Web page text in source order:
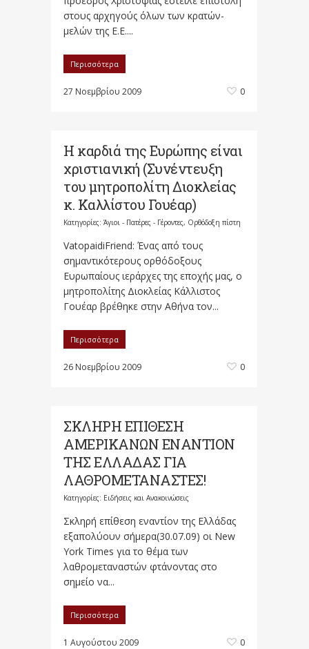
στους αρχηγούς όλων των κρατών-
μελών της Ε.Ε....
Περισσότερα
27 Νοεμβρίου 2009 0
Η καρδιά της Ευρώπης είναι
χριστιανική (Συνέντευξη
του μητροπολίτη Διοκλείας
κ. Καλλίστου Γουέαρ)
Κατηγορίες: Άγιοι - Πατέρες - Γέροντες, Ορθόδοξη πίστη
VatopaidiFriend: Ένας από τους
σημαντικότερους ορθόδοξους
Ευρωπαίους ιεράρχες της εποχής μας, ο
μητροπολίτης Διοκλείας Κάλλιστος
Γουέαρ βρέθηκε στην Αθήνα τον...
Περισσότερα
26 Νοεμβρίου 2009 0
ΣΚΛΗΡΗ ΕΠΙΘΕΣΗ
ΑΜΕΡΙΚΑΝΩΝ ΕΝΑΝΤΙΟΝ
ΤΗΣ ΕΛΛΑΔΑΣ ΓΙΑ
ΛΑΘΡΟΜΕΤΑΝΑΣΤΕΣ!
Κατηγορίες: Ειδήσεις και Ανακοινώσεις
Σκληρή επίθεση εναντίον της Ελλάδας
εξαπολύουν σήμερα(30.07.09) οι New
York Times για το θέμα των
λαθρομεταναστών φτάνοντας στο
σημείο να...
Περισσότερα
1 Αυγούστου 2009 0